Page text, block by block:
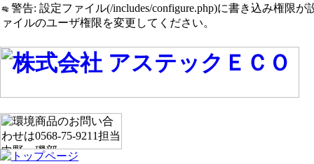
警告: 設定ファイル(/includes/configure.php)に書き込み権限が
ァイルのユーザ権限を変更してください。